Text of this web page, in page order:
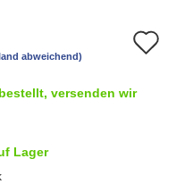
abweichend)
versenden wir
Lager